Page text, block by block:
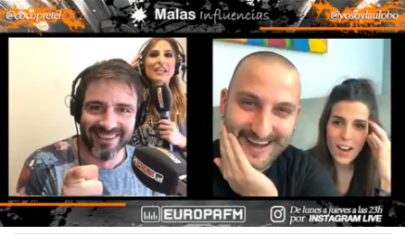
Coco Pretel
Laura Lobo
Madrid 30/01/2020 16:59